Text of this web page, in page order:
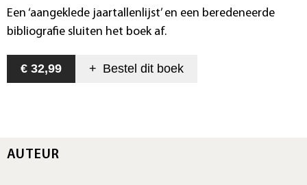
Een ‘aangeklede jaartallenlijst’ en een beredeneerde
bibliografie sluiten het boek af.
€ 32,99 + Bestel dit boek
AUTEUR